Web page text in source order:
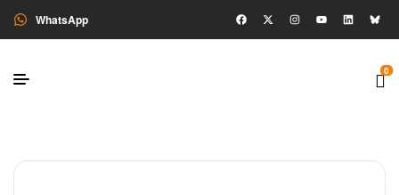
WhatsApp
0